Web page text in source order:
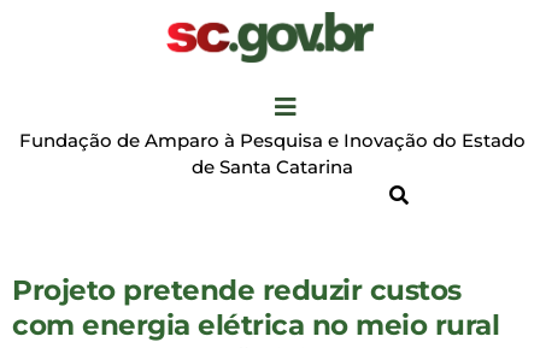
Fundação de Amparo à Pesquisa e Inovação do Estado
de Santa Catarina
Projeto pretende reduzir custos
com energia elétrica no meio rural